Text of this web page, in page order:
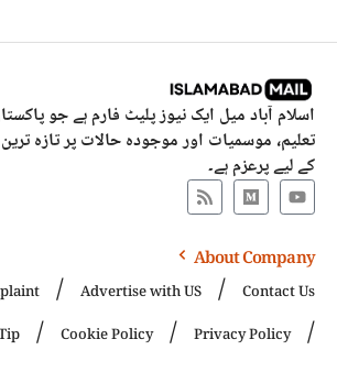
اسلام آباد میل ایک نیوز پلیٹ فارم ہے جو
تعلیم، موسمیات اور موجودہ حالات پر تازہ
کے لیے پرعزم ہے۔
About Company
Contact Us
Advertise with US
Privacy Policy
Cookie Policy